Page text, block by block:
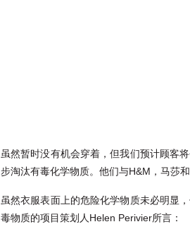
虽然暂时没有机会穿着，但我们预计顾客
步淘汰有毒化学物质。他们与H&M，马莎
虽然衣服表面上的危险化学物质未必明显
毒物质的项目策划人Helen Perivier所言：